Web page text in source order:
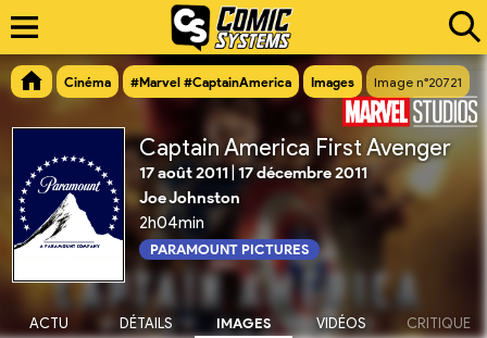
Cinéma #Marvel #CaptainAmerica Images Image n°20721
Captain America First Avenger
17 août 2011|17 décembre 2011
Joe Johnston
2h04min
PARAMOUNT PICTURES
ACTU DÉTAILS IMAGES VIDÉOS CRITIQUE